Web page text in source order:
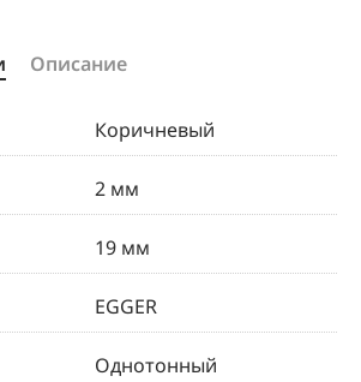
Описание
Коричневый
2 мм
19 мм
EGGER
Однотонный